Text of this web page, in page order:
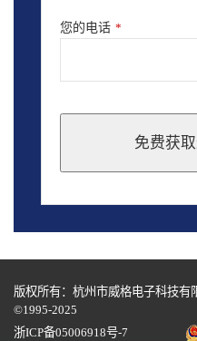
您的电话 *
免费获
should
blank
版权所有：杭州市威格电子科技有
©1995-2025
浙ICP备05006918号-7